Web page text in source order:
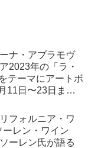
ナ・アブラモヴ
2023年の「ラ・
テーマにアートボ
11日〜23日ま
ラインオークシ
をソロモン・
を通じてアート作
フォルニア・ワ
レン・ワイン
ーレン氏が語る